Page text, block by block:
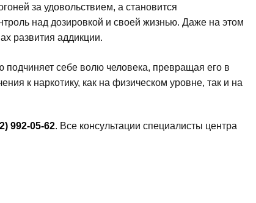
за удовольствием, а становится
над дозировкой и своей жизнью. Даже на этом
развития аддикции.
подчиняет себе волю человека, превращая его в
к наркотику, как на физическом уровне, так и на
992-05-62. Все консультации специалисты центра